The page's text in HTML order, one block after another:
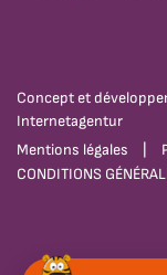
Concept et
Internetagentur
Mentions légales
CONDITIONS